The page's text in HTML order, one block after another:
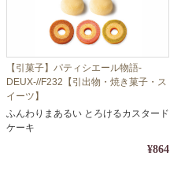
【引菓子】パティシエール物語-
DEUX-//F232【引出物・焼き菓子・ス
イーツ】
ふんわりまあるい とろけるカスタード
ケーキ
¥864